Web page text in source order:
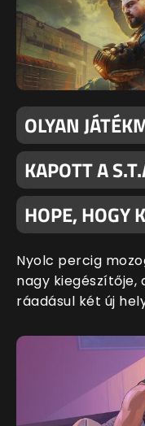
OLYAN
KAPOTT A
HOPE, HOGY
Nyolc percig
nagy
ráadásul két új